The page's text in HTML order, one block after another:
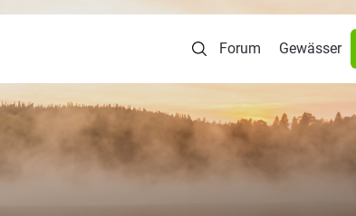
Forum Gewässer